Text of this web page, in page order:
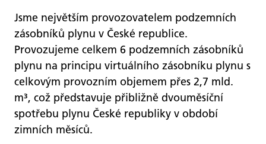
Jsme největším provozovatelem podzemních
zásobníků plynu v České republice.
Provozujeme celkem 6 podzemních zásobníků
plynu na principu virtuálního zásobníku plynu s
celkovým provozním objemem přes 2,7 mld.
m³, což představuje přibližně dvouměsíční
spotřebu plynu České republiky v období
zimních měsíců.